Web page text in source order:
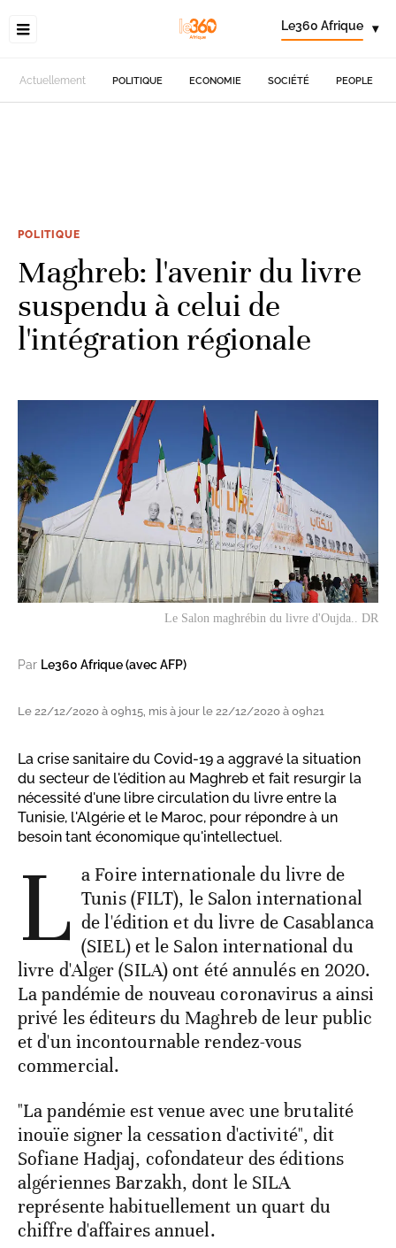
Le360 Afrique ▾
Actuellement POLITIQUE ECONOMIE SOCIÉTÉ PEOPLE
POLITIQUE
Maghreb: l'avenir du livre
suspendu à celui de
l'intégration régionale
Le Salon maghrébin du livre d'Oujda.. DR
Par Le360 Afrique (avec AFP)
Le 22/12/2020 à 09h15, mis à jour le 22/12/2020 à 09h21
La crise sanitaire du Covid-19 a aggravé la situation
du secteur de l'édition au Maghreb et fait resurgir la
nécessité d'une libre circulation du livre entre la
Tunisie, l'Algérie et le Maroc, pour répondre à un
besoin tant économique qu'intellectuel.
L a Foire internationale du livre de
Tunis (FILT), le Salon international
de l'édition et du livre de Casablanca
(SIEL) et le Salon international du
livre d'Alger (SILA) ont été annulés en 2020.
La pandémie de nouveau coronavirus a ainsi
privé les éditeurs du Maghreb de leur public
et d'un incontournable rendez-vous
commercial.
"La pandémie est venue avec une brutalité
inouïe signer la cessation d'activité", dit
Sofiane Hadjaj, cofondateur des éditions
algériennes Barzakh, dont le SILA
représente habituellement un quart du
chiffre d'affaires annuel.